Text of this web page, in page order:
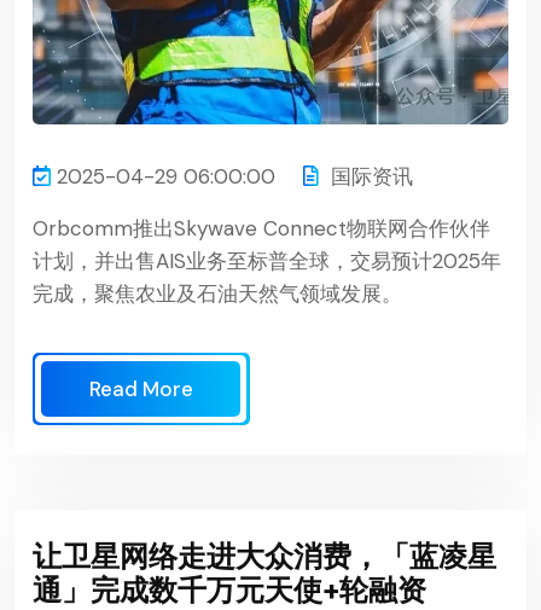
2025-04-29 06:00:00
国际资讯
Orbcomm推出Skywave Connect物联网合作伙伴
计划，并出售AIS业务至标普全球，交易预计2025年
完成，聚焦农业及石油天然气领域发展。
Read More
让卫星网络走进大众消费，「蓝凌星
通」完成数千万元天使+轮融资